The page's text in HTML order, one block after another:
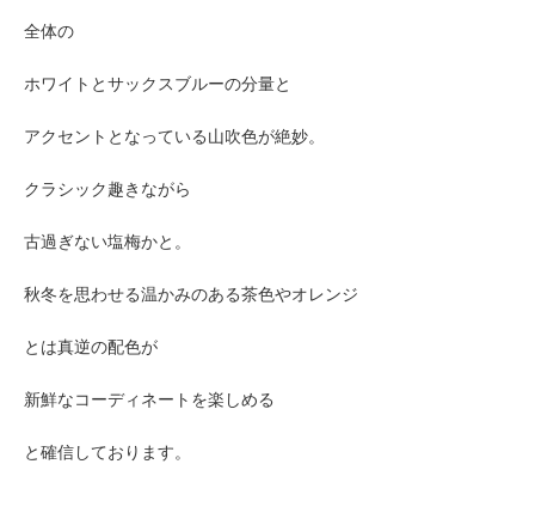
全体の
ホワイトとサックスブルーの分量と
アクセントとなっている山吹色が絶妙。
クラシック趣きながら
古過ぎない塩梅かと。
秋冬を思わせる温かみのある茶色やオレンジ
とは真逆の配色が
新鮮なコーディネートを楽しめる
と確信しております。